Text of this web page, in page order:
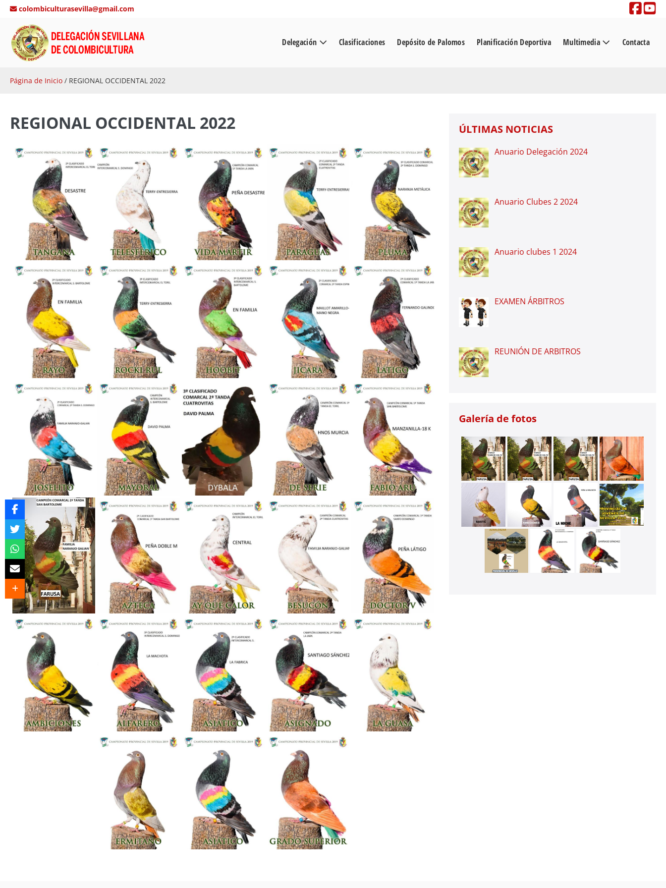
Saltar
contenido
colombiculturasevilla@gmail.com
Delegación Clasificaciones Depósito de Palomos Planificación Deportiva Multimedia Contacta
Página de Inicio / REGIONAL OCCIDENTAL 2022
REGIONAL OCCIDENTAL 2022 ÚLTIMAS NOTICIAS
Anuario Delegación 2024
Anuario Clubes 2 2024
Anuario clubes 1 2024
EXAMEN ÁRBITROS
REUNIÓN DE ARBITROS
Galería de fotos